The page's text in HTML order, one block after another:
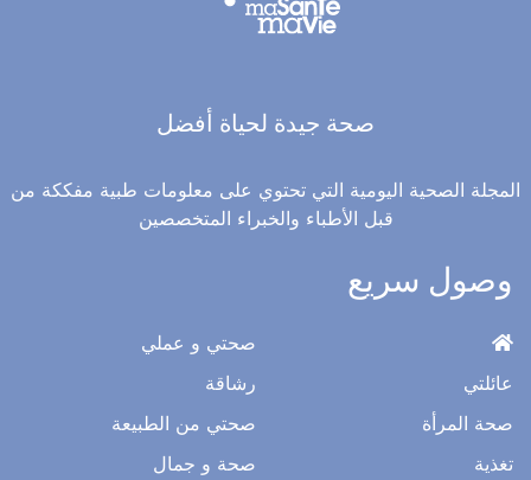
صحة جيدة لحياة أفضل
المجلة الصحية اليومية التي تحتوي على معلومات طبية مفككة من
قبل الأطباء والخبراء المتخصصين
وصول سريع
عائلتي
صحة المرأة
تغذية
صحتي و عملي
رشاقة
صحتي من الطبيعة
صحة و جمال